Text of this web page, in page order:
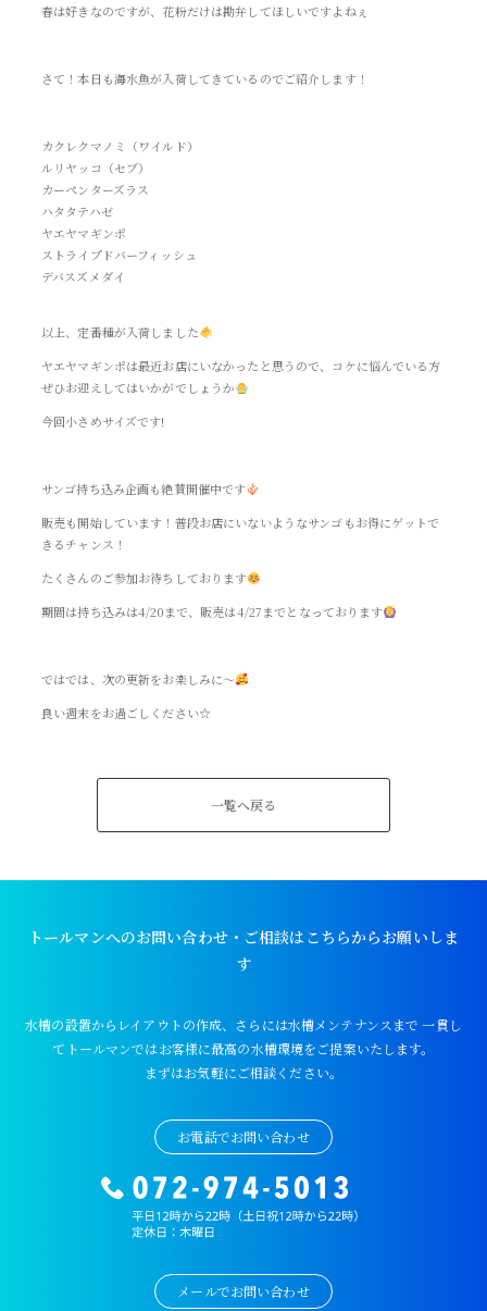
春は好きなのですが、花粉だけは勘弁してほしいですよねぇ
さて！本日も海水魚が入荷してきているのでご紹介します！
カクレクマノミ（ワイルド）
ルリヤッコ（セブ）
カーペンターズラス
ハタタテハゼ
ヤエヤマギンポ
ストライプドバーフィッシュ
デバスズメダイ
以上、定番種が入荷しました
ヤエヤマギンポは最近お店にいなかったと思うので、コケに悩んでいる方
ぜひお迎えしてはいかがでしょうか
今回小さめサイズです!
サンゴ持ち込み企画も絶賛開催中です
販売も開始しています！普段お店にいないようなサンゴもお得にゲットで
きるチャンス！
たくさんのご参加お待ちしております
期間は持ち込みは4/20まで、販売は4/27までとなっております
ではでは、次の更新をお楽しみに～
良い週末をお過ごしください☆
一覧へ戻る
トールマンへのお問い合わせ・ご相談はこちらからお願いしま
す
水槽の設置からレイアウトの作成、さらには水槽メンテナンスまで 一貫し
てトールマンではお客様に最高の水槽環境をご提案いたします。
まずはお気軽にご相談ください。
お電話でお問い合わせ
メールでお問い合わせ